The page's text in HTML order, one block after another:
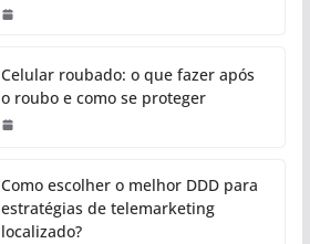
Celular roubado: o que fazer após
o roubo e como se proteger
Como escolher o melhor DDD para
estratégias de telemarketing
localizado?